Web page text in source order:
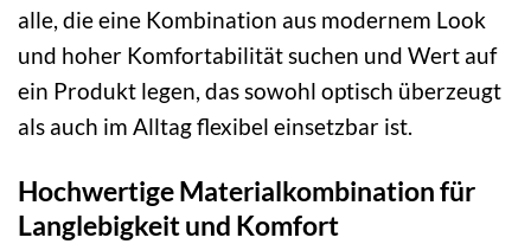
alle, die eine Kombination aus modernem Look
und hoher Komfortabilität suchen und Wert auf
ein Produkt legen, das sowohl optisch überzeugt
als auch im Alltag flexibel einsetzbar ist.
Hochwertige Materialkombination für
Langlebigkeit und Komfort